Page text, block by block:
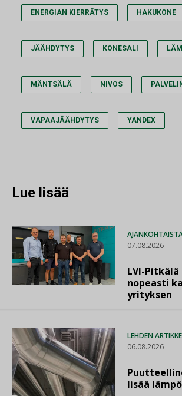
ENERGIAN KIERRÄTYS HAKUKONE
JÄÄHDYTYS KONESALI
MÄNTSÄLÄ NIVOS
VAPAAJÄÄHDYTYS YANDEX
Lue lisää
07.08.2026
LVI-
nopeasti
yrityksen
LEHDEN
06.08.2026
lisää